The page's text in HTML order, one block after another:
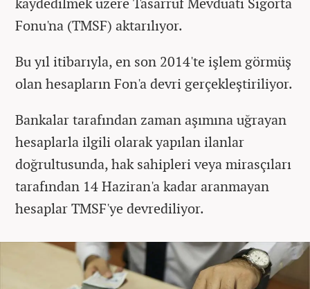
Fonu'na (TMSF) aktarılıyor.
Bu yıl itibarıyla, en son 2014'te işlem görmüş
olan hesapların Fon'a devri gerçekleştiriliyor.
Bankalar tarafından zaman aşımına uğrayan
hesaplarla ilgili olarak yapılan ilanlar
doğrultusunda, hak sahipleri veya mirasçıları
tarafından 14 Haziran'a kadar aranmayan
hesaplar TMSF'ye devrediliyor.